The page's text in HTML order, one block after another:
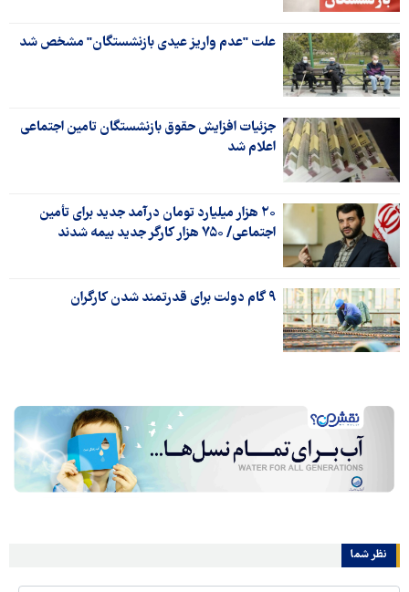
علت "عدم واریز عیدی بازنشستگان" مشخص شد
جزئیات افزایش حقوق بازنشستگان تامین اجتماعی
اعلام شد
‌۲۰ هزار میلیارد تومان درآمد جدید برای تأمین
اجتماعی/ ۷۵۰‌ هزار کارگر جدید بیمه شدند
۹ گام دولت برای قدرتمند شدن کارگران
نظر شما